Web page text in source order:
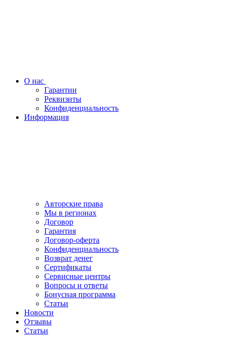
О нас
Гарантии
Реквизиты
Конфиденциальность
Информация
Авторские права
Мы в регионах
Договор
Гарантия
Договор-оферта
Конфиденциальность
Возврат денег
Сертификаты
Сервисные центры
Вопросы и ответы
Бонусная программа
Статьи
Новости
Отзывы
Статьи